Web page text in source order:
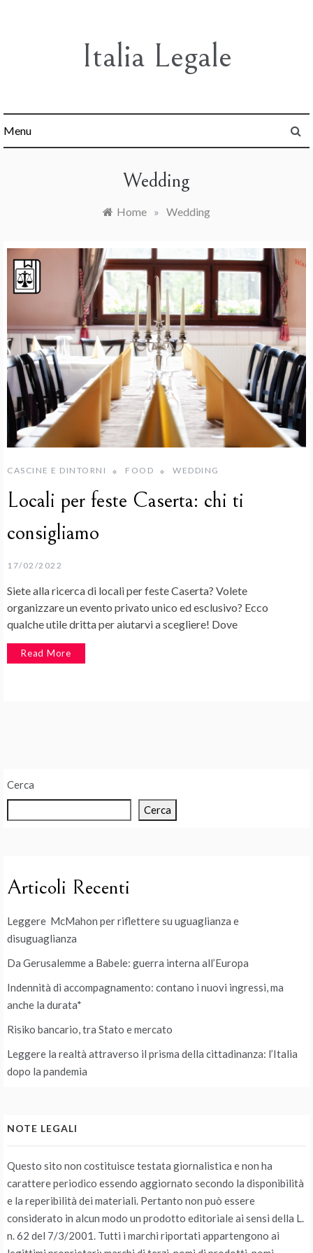
Italia Legale
Menu
Wedding
Home » Wedding
CASCINE E DINTORNI FOOD WEDDING
Locali per feste Caserta: chi ti
consigliamo
17/02/2022
Siete alla ricerca di locali per feste Caserta? Volete
organizzare un evento privato unico ed esclusivo? Ecco
qualche utile dritta per aiutarvi a scegliere! Dove
Read More
Cerca
Cerca
Articoli Recenti
Leggere McMahon per riflettere su uguaglianza e
disuguaglianza
Da Gerusalemme a Babele: guerra interna all’Europa
Indennità di accompagnamento: contano i nuovi ingressi, ma
anche la durata*
Risiko bancario, tra Stato e mercato
Leggere la realtà attraverso il prisma della cittadinanza: l’Italia
dopo la pandemia
NOTE LEGALI
Questo sito non costituisce testata giornalistica e non ha
carattere periodico essendo aggiornato secondo la disponibilità
e la reperibilità dei materiali. Pertanto non può essere
considerato in alcun modo un prodotto editoriale ai sensi della L.
n. 62 del 7/3/2001. Tutti i marchi riportati appartengono ai